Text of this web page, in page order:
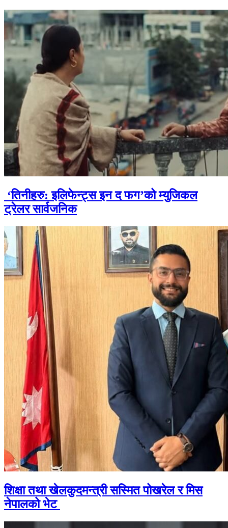
‘तिनीहरु: इलिफेन्ट्स इन द फग’को म्युजिकल
ट्रेलर सार्वजनिक
शिक्षा तथा खेलकुदमन्त्री सस्मित पोखरेल र मिस
नेपालको भेट